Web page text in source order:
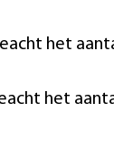
het
het